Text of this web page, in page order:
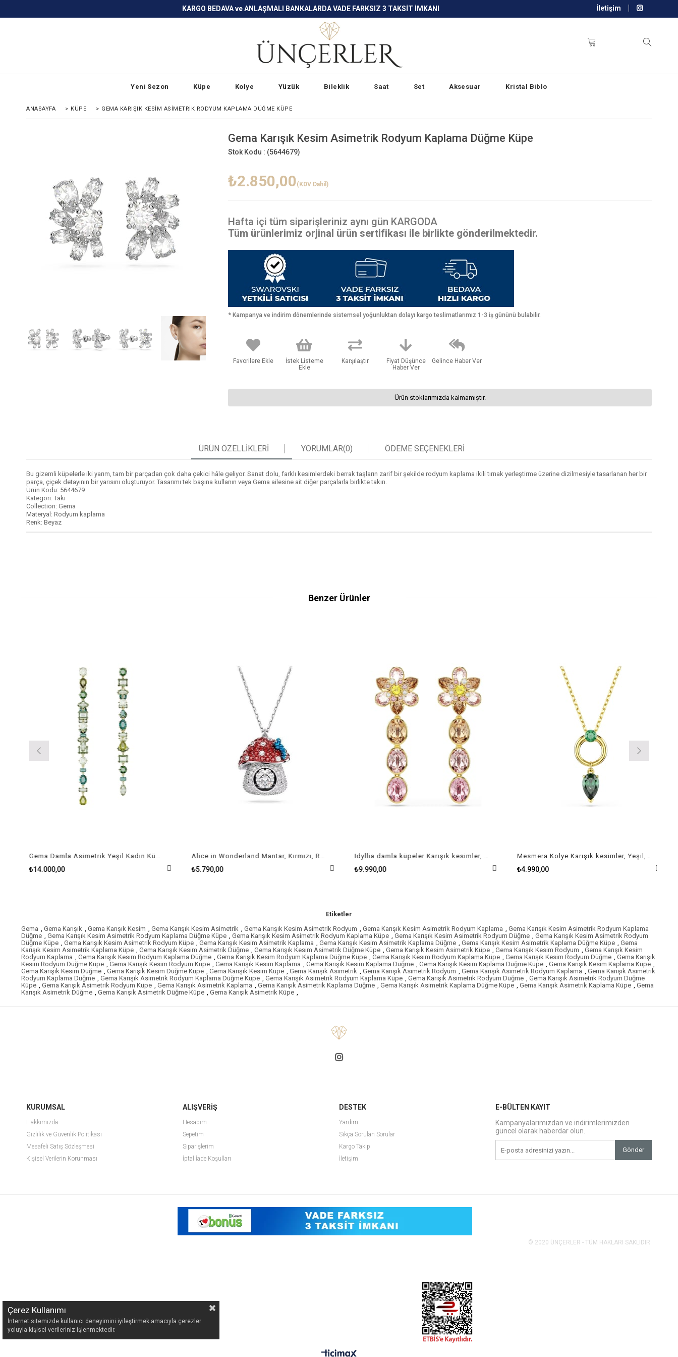
KARGO BEDAVA ve ANLAŞMALI BANKALARDA VADE FARKSIZ 3 TAKSİT İMKANI İletişim
Yeni Sezon Küpe Kolye Yüzük Bileklik Saat Set Aksesuar Kristal Biblo
ANASAYFA > KÜPE > GEMA KARIŞIK KESIM ASIMETRIK RODYUM KAPLAMA DÜĞME KÜPE
Gema Karışık Kesim Asimetrik Rodyum Kaplama Düğme Küpe
Stok Kodu : (5644679)
₺2.850,00 (KDV Dahil)
Hafta içi tüm siparişleriniz aynı gün KARGODA
Tüm ürünlerimiz orjinal ürün sertifikası ile birlikte gönderilmektedir.
* Kampanya ve indirim dönemlerinde sistemsel yoğunluktan dolayı kargo teslimatlarımız 1-3 iş gününü bulabilir.
Favorilere Ekle
İstek Listeme
Ekle
Karşılaştır
Fiyat Düşünce
Haber Ver
Gelince Haber Ver
Ürün stoklarımızda kalmamıştır.
ÜRÜN ÖZELLIKLERI YORUMLAR(0) ÖDEME SEÇENEKLERI
Bu gizemli küpelerle iki yarım, tam bir parçadan çok daha çekici hâle geliyor. Sanat dolu, farklı kesimlerdeki berrak taşların zarif bir şekilde rodyum kaplama ikili tırnak yerleştirme üzerine dizilmesiyle tasarlanan her bir
parça, çiçek detayının bir yarısını oluşturuyor. Tasarımı tek başına kullanın veya Gema ailesine ait diğer parçalarla birlikte takın.
Ürün Kodu: 5644679
Kategori: Takı
Collection: Gema
Materyal: Rodyum kaplama
Renk: Beyaz
Benzer Ürünler
Gema Damla Asimetrik Yeşil Kadın Küpe
₺14.000,00
Alice in Wonderland Mantar, Kırmızı, Rodyum Kaplama Kolye
₺5.790,00
Idyllia damla küpeler Karışık kesimler, Çiçek, Çok renkli, Altın rengi kaplama
₺9.990,00
Mesmera Kolye Karışık kesimler, Yeşil, Altın rengi kaplama
₺4.990,00
Etiketler
Gema , Gema Karışık , Gema Karışık Kesim , Gema Karışık Kesim Asimetrik , Gema Karışık Kesim Asimetrik Rodyum , Gema Karışık Kesim Asimetrik Rodyum Kaplama , Gema Karışık Kesim Asimetrik Rodyum Kaplama
Düğme , Gema Karışık Kesim Asimetrik Rodyum Kaplama Düğme Küpe , Gema Karışık Kesim Asimetrik Rodyum Kaplama Küpe , Gema Karışık Kesim Asimetrik Rodyum Düğme , Gema Karışık Kesim Asimetrik Rodyum
Düğme Küpe , Gema Karışık Kesim Asimetrik Rodyum Küpe , Gema Karışık Kesim Asimetrik Kaplama , Gema Karışık Kesim Asimetrik Kaplama Düğme , Gema Karışık Kesim Asimetrik Kaplama Düğme Küpe , Gema
Karışık Kesim Asimetrik Kaplama Küpe , Gema Karışık Kesim Asimetrik Düğme , Gema Karışık Kesim Asimetrik Düğme Küpe , Gema Karışık Kesim Asimetrik Küpe , Gema Karışık Kesim Rodyum , Gema Karışık Kesim
Rodyum Kaplama , Gema Karışık Kesim Rodyum Kaplama Düğme , Gema Karışık Kesim Rodyum Kaplama Düğme Küpe , Gema Karışık Kesim Rodyum Kaplama Küpe , Gema Karışık Kesim Rodyum Düğme , Gema Karışık
Kesim Rodyum Düğme Küpe , Gema Karışık Kesim Rodyum Küpe , Gema Karışık Kesim Kaplama , Gema Karışık Kesim Kaplama Düğme , Gema Karışık Kesim Kaplama Düğme Küpe , Gema Karışık Kesim Kaplama Küpe ,
Gema Karışık Kesim Düğme , Gema Karışık Kesim Düğme Küpe , Gema Karışık Kesim Küpe , Gema Karışık Asimetrik , Gema Karışık Asimetrik Rodyum , Gema Karışık Asimetrik Rodyum Kaplama , Gema Karışık Asimetrik
Rodyum Kaplama Düğme , Gema Karışık Asimetrik Rodyum Kaplama Düğme Küpe , Gema Karışık Asimetrik Rodyum Kaplama Küpe , Gema Karışık Asimetrik Rodyum Düğme , Gema Karışık Asimetrik Rodyum Düğme
Küpe , Gema Karışık Asimetrik Rodyum Küpe , Gema Karışık Asimetrik Kaplama , Gema Karışık Asimetrik Kaplama Düğme , Gema Karışık Asimetrik Kaplama Düğme Küpe , Gema Karışık Asimetrik Kaplama Küpe , Gema
Karışık Asimetrik Düğme , Gema Karışık Asimetrik Düğme Küpe , Gema Karışık Asimetrik Küpe ,
KURUMSAL
Hakkımızda
Gizlilik ve Güvenlik Politikası
Mesafeli Satış Sözleşmesi
Kişisel Verilerin Korunması
ALIŞVERİŞ
Hesabım
Sepetim
Siparişlerim
İptal İade Koşulları
DESTEK
Yardım
Sıkça Sorulan Sorular
Kargo Takip
İletişim
E-BÜLTEN KAYIT
Kampanyalarımızdan ve indirimlerimizden
güncel olarak haberdar olun.
Gönder
© 2020 ÜNÇERLER - TÜM HAKLARI SAKLIDIR.
Çerez Kullanımı
İnternet sitemizde kullanıcı deneyimini iyileştirmek amacıyla çerezler
yoluyla kişisel verileriniz işlenmektedir.